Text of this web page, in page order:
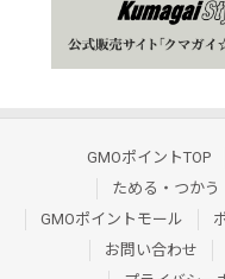
GMOポイントTOP
ためる・つかう
GMOポイントモール
お問い合わせ